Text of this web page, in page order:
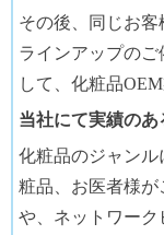
その後、同じお
ラインアップの
して、化粧品
当社にて実績の
化粧品のジャン
粧品、お医者様が
や、ネットワーク